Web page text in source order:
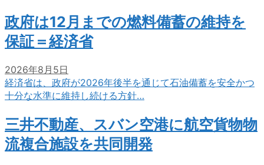
政府は12月までの燃料備蓄の維持を
保証＝経済省
2026年8月5日
経済省は、政府が2026年後半を通じて石油備蓄を安全かつ
十分な水準に維持し続ける方針…
三井不動産、スバン空港に航空貨物物
流複合施設を共同開発